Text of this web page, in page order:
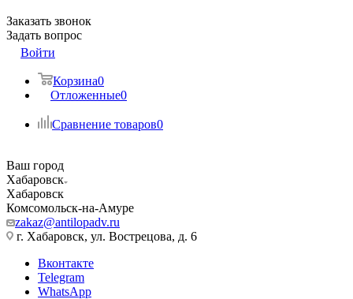
Заказать звонок
Задать вопрос
Войти
Корзина0
Отложенные0
Сравнение товаров0
Ваш город
Хабаровск
Хабаровск
Комсомольск-на-Амуре
zakaz@antilopadv.ru
г. Хабаровск, ул. Вострецова, д. 6
Вконтакте
Telegram
WhatsApp